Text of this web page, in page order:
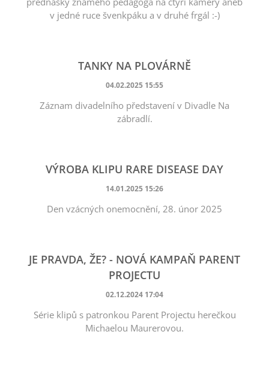
v jedné ruce švenkpáku a v druhé frgál :-)
TANKY NA PLOVÁRNĚ
04.02.2025 15:55
Záznam divadelního představení v Divadle Na
zábradlí.
VÝROBA KLIPU RARE DISEASE DAY
14.01.2025 15:26
Den vzácných onemocnění, 28. únor 2025
JE PRAVDA, ŽE? - NOVÁ KAMPAŇ PARENT
PROJECTU
02.12.2024 17:04
Série klipů s patronkou Parent Projectu herečkou
Michaelou Maurerovou.